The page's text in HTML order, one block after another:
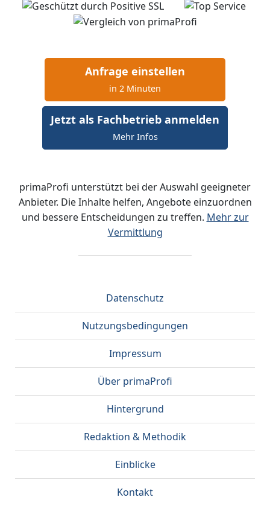
Anfrage einstellen
in 2 Minuten
Jetzt als Fachbetrieb anmelden
Mehr Infos
primaProfi unterstützt bei der Auswahl geeigneter
Anbieter. Die Inhalte helfen, Angebote einzuordnen
und bessere Entscheidungen zu treffen. Mehr zur
Vermittlung
Datenschutz
Nutzungsbedingungen
Impressum
Über primaProfi
Hintergrund
Redaktion & Methodik
Einblicke
Kontakt